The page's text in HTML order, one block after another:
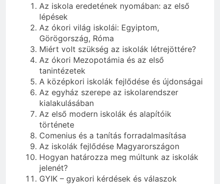
Az iskola eredetének nyomában: az első
lépések
Az ókori világ iskolái: Egyiptom,
Görögország, Róma
Miért volt szükség az iskolák létrejöttére?
Az ókori Mezopotámia és az első
tanintézetek
A középkori iskolák fejlődése és újdonságai
Az egyház szerepe az iskolarendszer
kialakulásában
Az első modern iskolák és alapítóik
története
Comenius és a tanítás forradalmasítása
Az iskolák fejlődése Magyarországon
Hogyan határozza meg múltunk az iskolák
jelenét?
GYIK – gyakori kérdések és válaszok